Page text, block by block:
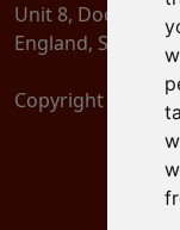
Unit 8, Dock
England, SE16 2XU
Copyright 2024